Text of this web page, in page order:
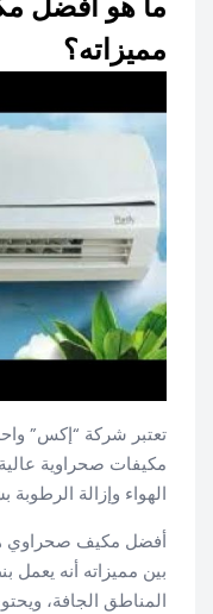
مميزاته؟
تعتبر شركة “إكس”
مكيفات صحراوية
الهواء وإزالة
أفضل مكيف صحراوي
بين مميزاته أنه يعمل
المناطق الجافة،